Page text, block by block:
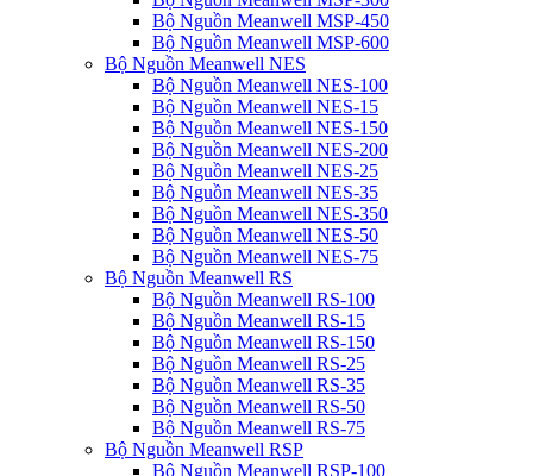
Bộ Nguồn Meanwell MSP-450
Bộ Nguồn Meanwell MSP-600
Bộ Nguồn Meanwell NES
Bộ Nguồn Meanwell NES-100
Bộ Nguồn Meanwell NES-15
Bộ Nguồn Meanwell NES-150
Bộ Nguồn Meanwell NES-200
Bộ Nguồn Meanwell NES-25
Bộ Nguồn Meanwell NES-35
Bộ Nguồn Meanwell NES-350
Bộ Nguồn Meanwell NES-50
Bộ Nguồn Meanwell NES-75
Bộ Nguồn Meanwell RS
Bộ Nguồn Meanwell RS-100
Bộ Nguồn Meanwell RS-15
Bộ Nguồn Meanwell RS-150
Bộ Nguồn Meanwell RS-25
Bộ Nguồn Meanwell RS-35
Bộ Nguồn Meanwell RS-50
Bộ Nguồn Meanwell RS-75
Bộ Nguồn Meanwell RSP
Bộ Nguồn Meanwell RSP-100